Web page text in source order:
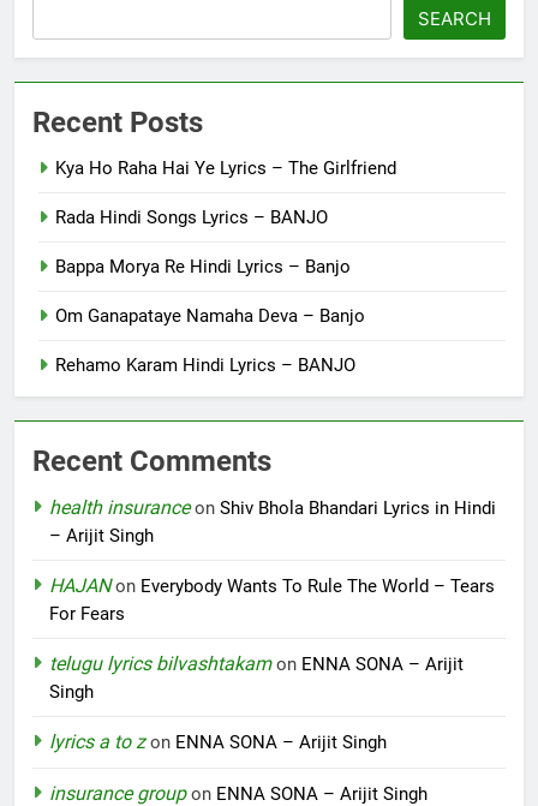
SEARCH
Recent Posts
Kya Ho Raha Hai Ye Lyrics – The Girlfriend
Rada Hindi Songs Lyrics – BANJO
Bappa Morya Re Hindi Lyrics – Banjo
Om Ganapataye Namaha Deva – Banjo
Rehamo Karam Hindi Lyrics – BANJO
Recent Comments
health insuranceon Shiv Bhola Bhandari Lyrics in Hindi
– Arijit Singh
HAJANon Everybody Wants To Rule The World – Tears
For Fears
telugu lyrics bilvashtakamon ENNA SONA – Arijit
Singh
lyrics a to zon ENNA SONA – Arijit Singh
insurance groupon ENNA SONA – Arijit Singh